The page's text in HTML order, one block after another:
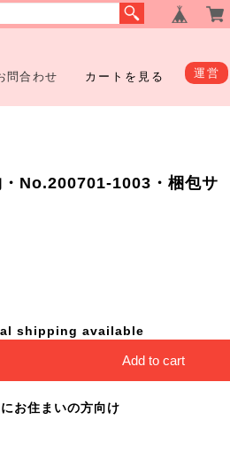
問合わせ カートを見る 運営
No.200701-1003・梱包サ
shipping available
Add to cart
お住まいの方向け